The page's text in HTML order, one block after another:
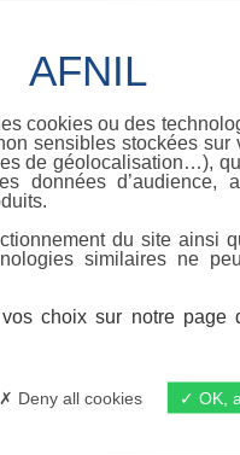
cookies ou des
sensibles stockées sur
de géolocalisation…),
données d’audience,
du site ainsi
similaires ne
choix sur notre page
Deny all cookies OK,